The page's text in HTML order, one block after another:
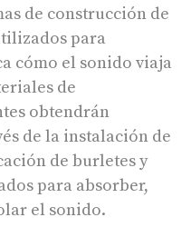
de construcción de
para
cómo el sonido viaja
de
obtendrán
de la instalación de
de burletes y
para absorber,
el sonido.